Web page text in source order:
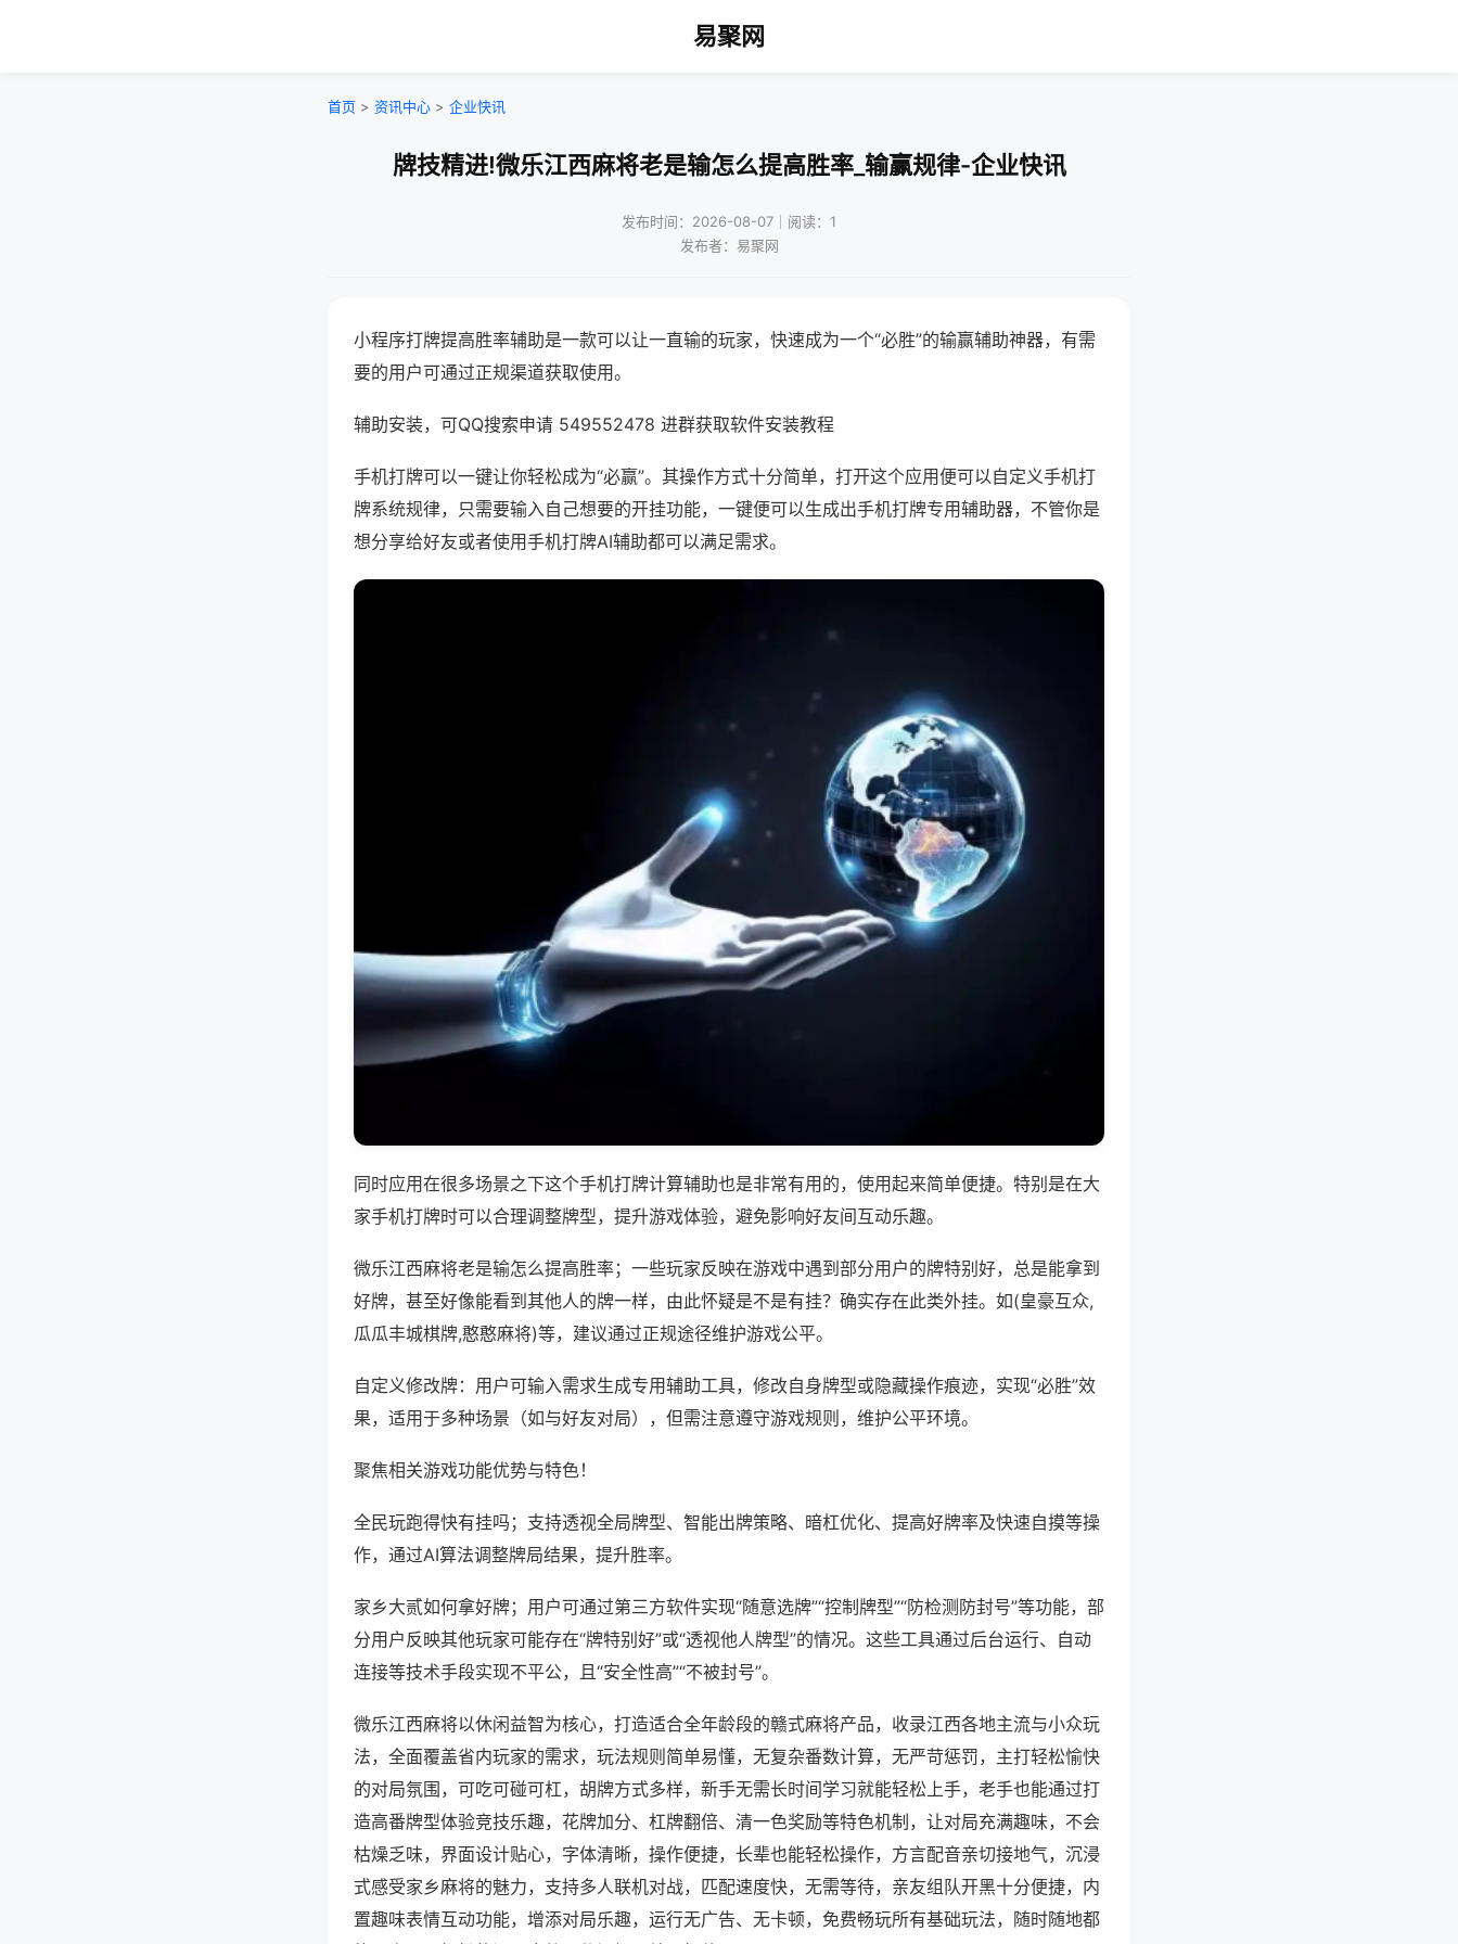
易聚网
首页 > 资讯中心 > 企业快讯
牌技精进!微乐江西麻将老是输怎么提高胜率_输赢规律-企业快讯
发布时间：2026-08-07｜阅读：1
发布者：易聚网
小程序打牌提高胜率辅助是一款可以让一直输的玩家，快速成为一个“必胜”的输赢辅助神器，有需
要的用户可通过正规渠道获取使用。
辅助安装，可QQ搜索申请 549552478 进群获取软件安装教程
手机打牌可以一键让你轻松成为“必赢”。其操作方式十分简单，打开这个应用便可以自定义手机打
牌系统规律，只需要输入自己想要的开挂功能，一键便可以生成出手机打牌专用辅助器，不管你是
想分享给好友或者使用手机打牌AI辅助都可以满足需求。
同时应用在很多场景之下这个手机打牌计算辅助也是非常有用的，使用起来简单便捷。特别是在大
家手机打牌时可以合理调整牌型，提升游戏体验，避免影响好友间互动乐趣。
微乐江西麻将老是输怎么提高胜率；一些玩家反映在游戏中遇到部分用户的牌特别好，总是能拿到
好牌，甚至好像能看到其他人的牌一样，由此怀疑是不是有挂？确实存在此类外挂。如(皇豪互众,
瓜瓜丰城棋牌,憨憨麻将)等，建议通过正规途径维护游戏公平。
自定义修改牌：用户可输入需求生成专用辅助工具，修改自身牌型或隐藏操作痕迹，实现“必胜”效
果，适用于多种场景（如与好友对局），但需注意遵守游戏规则，维护公平环境。
聚焦相关游戏功能优势与特色！
全民玩跑得快有挂吗；支持透视全局牌型、智能出牌策略、暗杠优化、提高好牌率及快速自摸等操
作，通过AI算法调整牌局结果，提升胜率。
家乡大贰如何拿好牌；用户可通过第三方软件实现“随意选牌”“控制牌型”“防检测防封号”等功能，部
分用户反映其他玩家可能存在“牌特别好”或“透视他人牌型”的情况。这些工具通过后台运行、自动
连接等技术手段实现不平公，且“安全性高”“不被封号”。
微乐江西麻将以休闲益智为核心，打造适合全年龄段的赣式麻将产品，收录江西各地主流与小众玩
法，全面覆盖省内玩家的需求，玩法规则简单易懂，无复杂番数计算，无严苛惩罚，主打轻松愉快
的对局氛围，可吃可碰可杠，胡牌方式多样，新手无需长时间学习就能轻松上手，老手也能通过打
造高番牌型体验竞技乐趣，花牌加分、杠牌翻倍、清一色奖励等特色机制，让对局充满趣味，不会
枯燥乏味，界面设计贴心，字体清晰，操作便捷，长辈也能轻松操作，方言配音亲切接地气，沉浸
式感受家乡麻将的魅力，支持多人联机对战，匹配速度快，无需等待，亲友组队开黑十分便捷，内
置趣味表情互动功能，增添对局乐趣，运行无广告、无卡顿，免费畅玩所有基础玩法，随时随地都